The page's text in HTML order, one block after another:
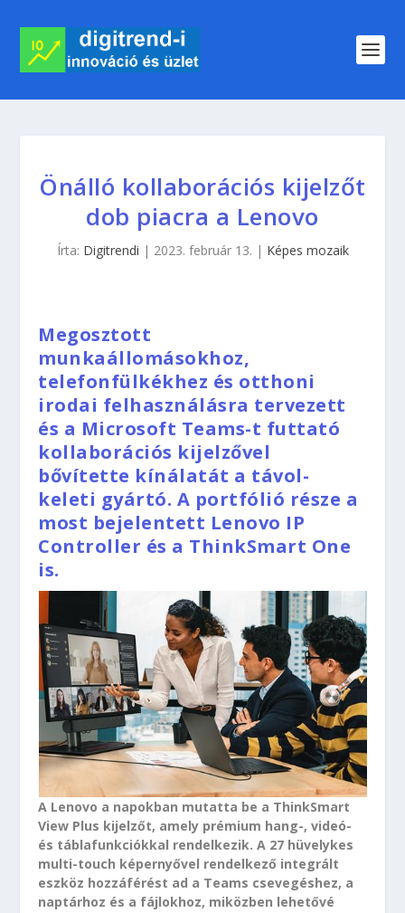
Önálló kollaborációs kijelzőt
dob piacra a Lenovo
Írta: Digitrendi | 2023. február 13. | Képes mozaik
Megosztott
munkaállomásokhoz,
telefonfülkékhez és otthoni
irodai felhasználásra tervezett
és a Microsoft Teams-t futtató
kollaborációs kijelzővel
bővítette kínálatát a távol-
keleti gyártó. A portfólió része a
most bejelentett Lenovo IP
Controller és a ThinkSmart One
is.
A Lenovo a napokban mutatta be a ThinkSmart
View Plus kijelzőt, amely prémium hang-, videó-
és táblafunkciókkal rendelkezik. A 27 hüvelykes
multi-touch képernyővel rendelkező integrált
eszköz hozzáférést ad a Teams csevegéshez, a
naptárhoz és a fájlokhoz, miközben lehetővé